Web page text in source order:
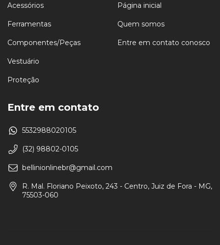
Acessórios
Ferramentas
Componentes/Peças
Vestuário
Proteção
Página inicial
Quem somos
Entre em contato conosco
Entre em contato
5532988020105
(32) 98802-0105
bellinionlinebr@gmail.com
R. Mal. Floriano Peixoto, 243 - Centro, Juiz de Fora - MG,
75503-060